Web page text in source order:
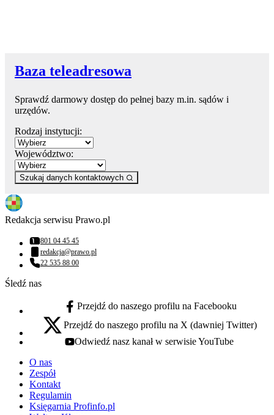
Baza teleadresowa
Sprawdź darmowy dostęp do pełnej bazy m.in. sądów i
urzędów.
Rodzaj instytucji:
Województwo:
Szukaj danych kontaktowych
Redakcja serwisu Prawo.pl
Numer telefonu:
801 04 45 45
Adres email:
redakcja@prawo.pl
Numer telefonu:
22 535 88 00
Śledź nas
facebook - otwiera się w nowej karcie
Przejdź do naszego profilu na Facebooku
x - otwiera się w nowej karcie
Przejdź do naszego profilu na X (dawniej Twitter)
youtube - otwiera się w nowej karcie
Odwiedź nasz kanał w serwisie YouTube
O nas
Zespół
Kontakt
Regulamin
Księgarnia Profinfo.pl